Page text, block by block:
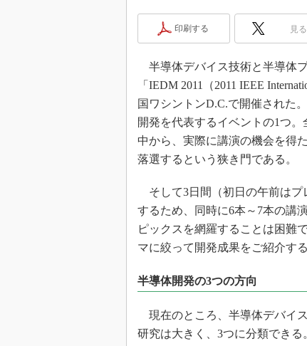
製
光伝
“異
改
イノ
IHS
「英
印刷する 見る
半導体デバイス技術と半導体
「IEDM 2011（2011 IEEE
国ワシントンD.C.で開催された
開発を代表するイベントの1つ
中から、実際に講演の機会を得
落選するという狭き門である。
そして3日間（初日の午前はプ
するため、同時に6本～7本の講
ピックスを網羅することは困難
マに絞って開発成果をご紹介する
半導体開発の3つの方向
現在のところ、半導体デバイ
研究は大きく、3つに分類できる